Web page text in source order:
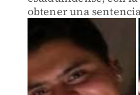
obtener una